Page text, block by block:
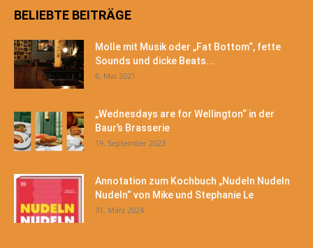
BELIEBTE BEITRÄGE
Molle mit Musik oder „Fat Bottom“, fette
Sounds und dicke Beats...
6. Mai 2021
„Wednesdays are for Wellington“ in der
Baur’s Brasserie
19. September 2023
Annotation zum Kochbuch „Nudeln Nudeln
Nudeln“ von Mike und Stephanie Le
31. März 2024